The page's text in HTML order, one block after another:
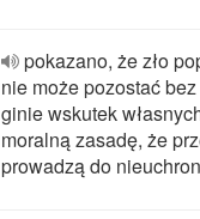
pokazano, że zło
nie może pozostać
ginie wskutek
moralną zasadę, że
prowadzą do